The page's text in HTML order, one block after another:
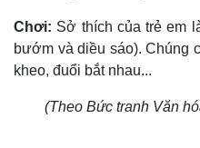
Chơi: Sở thích của trẻ em
bướm và diều sáo). Chúng
kheo, đuổi bắt nhau...
(Theo Bức tranh Văn